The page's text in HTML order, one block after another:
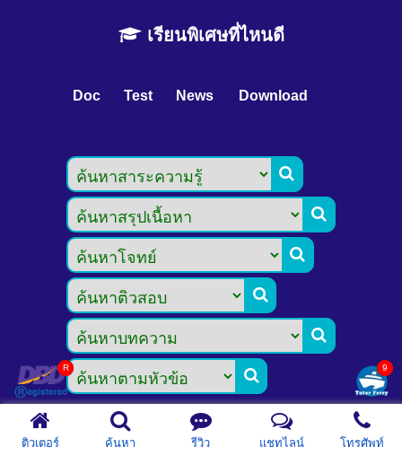
เรียนพิเศษที่ไหนดี
Doc Test News Download






ติวเตอร์ ค้นหา รีวิว แชทไลน์ โทรศัพท์